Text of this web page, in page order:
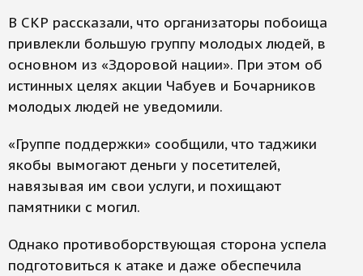
В СКР рассказали, что организаторы побоища
привлекли большую группу молодых людей, в
основном из «Здоровой нации». При этом об
истинных целях акции Чабуев и Бочарников
молодых людей не уведомили.
«Группе поддержки» сообщили, что таджики
якобы вымогают деньги у посетителей,
навязывая им свои услуги, и похищают
памятники с могил.
Однако противоборствующая сторона успела
подготовиться к атаке и даже обеспечила